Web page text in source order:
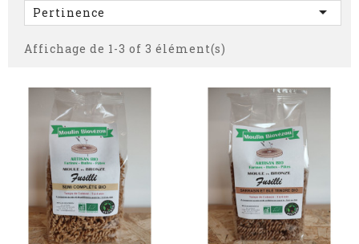
Pertinence 
Affichage de 1-3 of 3 élément(s)
VOIR LES DÉTAILS VOIR LES DÉTAILS